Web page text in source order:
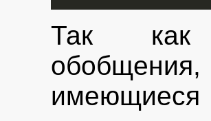
Так как